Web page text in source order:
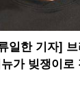
일한 기자]
가 빚쟁이로